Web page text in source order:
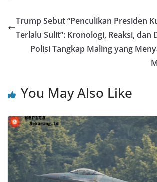
Trump Sebut “Penculikan Presiden
Terlalu Sulit”: Kronologi, Reaksi, dan
Polisi Tangkap Maling yang
You May Also Like